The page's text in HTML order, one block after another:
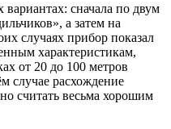
вариантах: сначала по двум
а затем на
случаях прибор показал
характеристикам,
от 20 до 100 метров
случае расхождение
считать весьма хорошим